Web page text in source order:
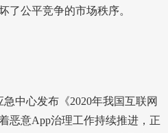
了公平竞争的市场秩序。
中心发布《2020年我国互联网
恶意App治理工作持续推进，正